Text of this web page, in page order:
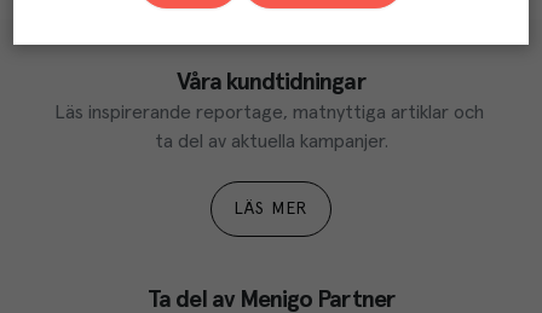
Våra kundtidningar
Läs inspirerande reportage, matnyttiga artiklar och
ta del av aktuella kampanjer.
LÄS MER
Ta del av Menigo Partner